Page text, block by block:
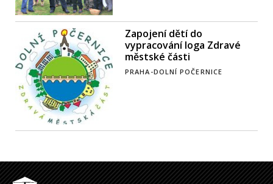
Zapojení dětí do
vypracování loga Zdravé
městské části
PRAHA-DOLNÍ POČERNICE